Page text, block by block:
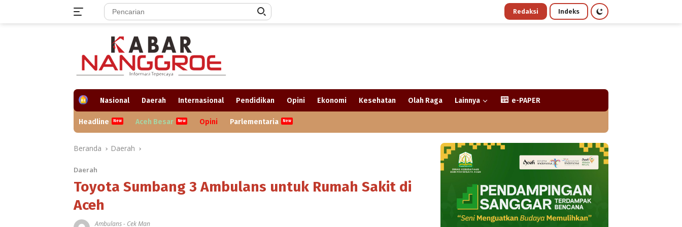
Redaksi Indeks
H
e
Nasional Daerah Internasional Pendidikan Opini Ekonomi Kesehatan Olah Raga Lainnya e-PAPER
Headline Aceh Besar Opini Parlementaria
Beranda Daerah
Daerah
Toyota Sumbang 3 Ambulans untuk Rumah Sakit di
Aceh
Ambulans- Cek Man